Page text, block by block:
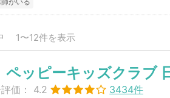
1〜12件を表示
ペッピーキッズクラブ
価： 4.2 3434件